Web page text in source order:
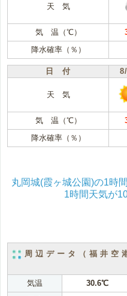
天 気
気 温（℃）
降水確率（％）
日 付
天 気
気 温（℃）
降水確率（％）
丸岡城(霞ヶ城公園)の1時
1時間天気が
周辺データ（福井空
気温 30.6℃